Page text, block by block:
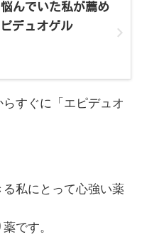
んでいた私が薦め
デュオゲル
すぐに「エピデュオ
私にとって心強い薬
です。